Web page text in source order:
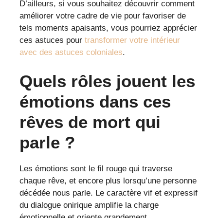
D’ailleurs, si vous souhaitez découvrir comment
améliorer votre cadre de vie pour favoriser de
tels moments apaisants, vous pourriez apprécier
ces astuces pour transformer votre intérieur
avec des astuces coloniales.
Quels rôles jouent les
émotions dans ces
rêves de mort qui
parle ?
Les émotions sont le fil rouge qui traverse
chaque rêve, et encore plus lorsqu’une personne
décédée nous parle. Le caractère vif et expressif
du dialogue onirique amplifie la charge